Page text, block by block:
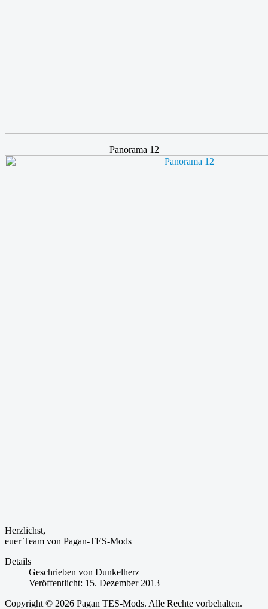
Panorama 12
Herzlichst,
euer Team von Pagan-TES-Mods
Details
Geschrieben von Dunkelherz
Veröffentlicht: 15. Dezember 2013
Copyright © 2026 Pagan TES-Mods. Alle Rechte vorbehalten.